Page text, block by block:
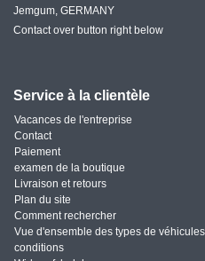
Jemgum, GERMANY
Contact over button right below
Service à la clientèle
Vacances de l'entreprise
Contact
Paiement
examen de la boutique
Livraison et retours
Plan du site
Comment rechercher
Vue d'ensemble des types de véhicules
conditions